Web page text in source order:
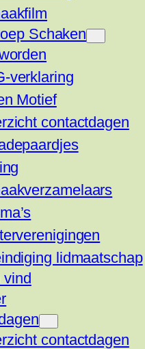
Schaken
verklaring
Motief
contactdagen
lidmaatschap
vind
contactdagen